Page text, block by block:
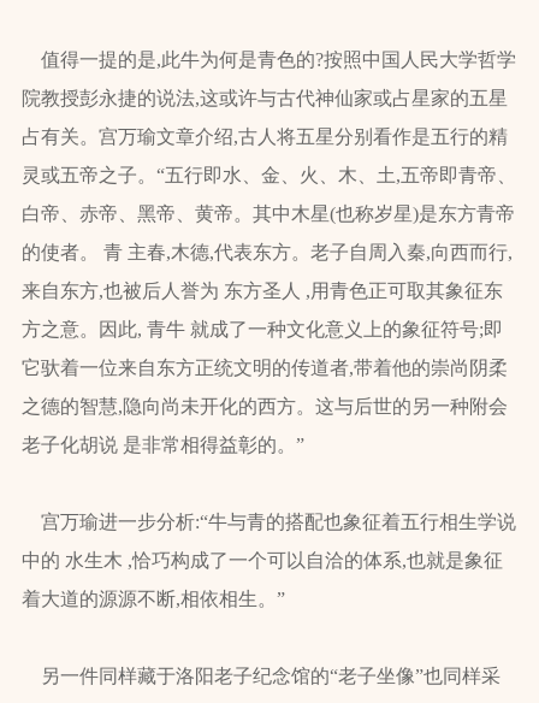
值得一提的是,此牛为何是青色的?按照中国人民大学哲学
院教授彭永捷的说法,这或许与古代神仙家或占星家的五星
占有关。宫万瑜文章介绍,古人将五星分别看作是五行的精
灵或五帝之子。“五行即水、金、火、木、土,五帝即青帝、
白帝、赤帝、黑帝、黄帝。其中木星(也称岁星)是东方青帝
的使者。 青 主春,木德,代表东方。老子自周入秦,向西而行,
来自东方,也被后人誉为 东方圣人 ,用青色正可取其象征东
方之意。因此, 青牛 就成了一种文化意义上的象征符号;即
它驮着一位来自东方正统文明的传道者,带着他的崇尚阴柔
之德的智慧,隐向尚未开化的西方。这与后世的另一种附会
老子化胡说 是非常相得益彰的。”
宫万瑜进一步分析:“牛与青的搭配也象征着五行相生学说
中的 水生木 ,恰巧构成了一个可以自洽的体系,也就是象征
着大道的源源不断,相依相生。”
另一件同样藏于洛阳老子纪念馆的“老子坐像”也同样采